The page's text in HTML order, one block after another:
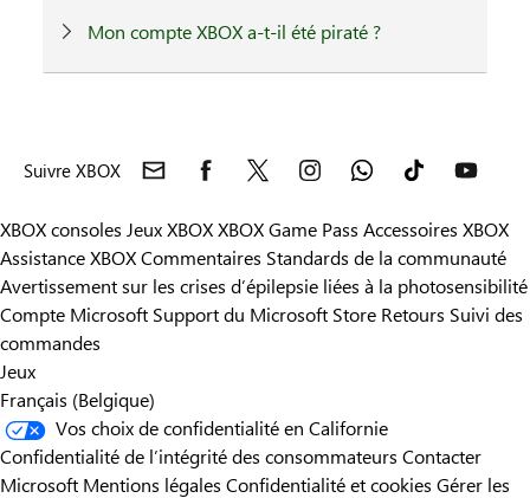
Mon compte XBOX a-t-il été piraté ?
Suivre XBOX
XBOX consoles Jeux XBOXXBOX Game Pass Accessoires XBOX
Assistance XBOXCommentaires Standards de la communauté
Avertissement sur les crises d’épilepsie liées à la photosensibilité
Compte Microsoft Support du Microsoft Store Retours Suivi des
commandes
Jeux
Français (Belgique)
Vos choix de confidentialité en Californie
Confidentialité de l’intégrité des consommateurs Contacter
Microsoft Mentions légales Confidentialité et cookies Gérer les